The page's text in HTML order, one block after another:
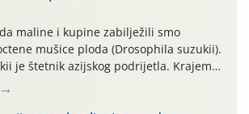
poljoprivredni proizvod poput npr.
bučinog ulja, vino od […]
maline i kupine zabilježili smo
mušice ploda (Drosophila suzukii).
je štetnik azijskog podrijetla. Krajem
puta je registriran u Hrvatskoj, a u
na našem su području zabilježene